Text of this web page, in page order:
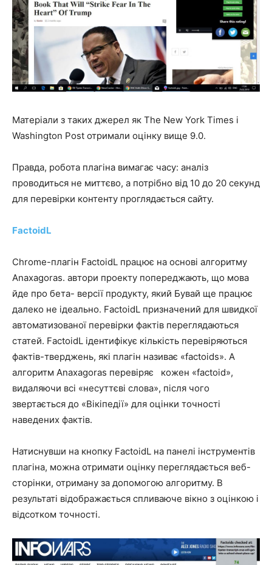
Матеріали з таких джерел як The New York Times і
Washington Post отримали оцінку вище 9.0.
Правда, робота плагіна вимагає часу: аналіз
проводиться не миттєво, а потрібно від 10 до 20 секунд
для перевірки контенту проглядається сайту.
FactoidL
Chrome-плагін FactoidL працює на основі алгоритму
Anaxagoras. автори проекту попереджають, що мова
йде про бета- версії продукту, який Бувай ще працює
далеко не ідеально. FactoidL призначений для швидкої
автоматизованої перевірки фактів переглядаються
статей. FactoidL ідентифікує кількість перевіряються
фактів-тверджень, які плагін називає «factoids». А
алгоритм Anaxagoras перевіряє кожен «factoid»,
видаляючи всі «несуттєві слова», після чого
звертається до «Вікіпедії» для оцінки точності
наведених фактів.
Натиснувши на кнопку FactoidL на панелі інструментів
плагіна, можна отримати оцінку переглядається веб-
сторінки, отриману за допомогою алгоритму. В
результаті відображається спливаюче вікно з оцінкою і
відсотком точності.